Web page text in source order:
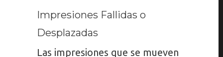
Impresiones Fallidas o
Desplazadas
Las impresiones que se mueven